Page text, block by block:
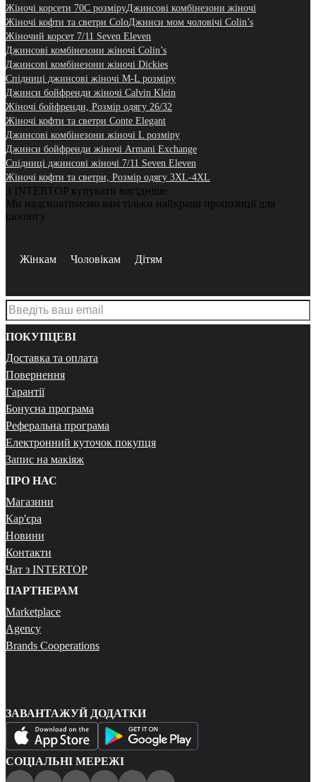
Жіночі корсети 70C розміруДжинсові комбінезони жіночі
Жіночі кофти та светри ColoДжинси мом чоловічі Colin’s
Жіночий корсет 7/11 Seven Eleven
Джинсові комбінезони жіночі Colin’s
Джинсові комбінезони жіночі Dickies
Спідниці джинсові жіночі M-L розміру
Джинси бойфренди жіночі Calvin Klein
Жіночі бойфренди, Розмір одягу 26/32
Жіночі кофти та светри Conte Elegant
Джинсові комбінезони жіночі L розміру
Джинси бойфренди жіночі Armani Exchange
Спідниці джинсові жіночі 7/11 Seven Eleven
Жіночі кофти та светри, Розмір одягу 3XL-4XL
З INTERTOP купувати вигідніше
Ми надсилатимемо вам тільки найкращі пропозиції для
шопінгу
Жінкам Чоловікам Дітям
ПОКУПЦЕВІ
Доставка та оплата
Повернення
Гарантії
Бонусна програма
Реферальна програма
Електронний куточок покупця
Запис на макіяж
ПРО НАС
Магазини
Кар'єра
Новини
Контакти
Чат з INTERTOP
ПАРТНЕРАМ
Marketplace
Agency
Brands Cooperations
ЗАВАНТАЖУЙ ДОДАТКИ
СОЦІАЛЬНІ МЕРЕЖІ